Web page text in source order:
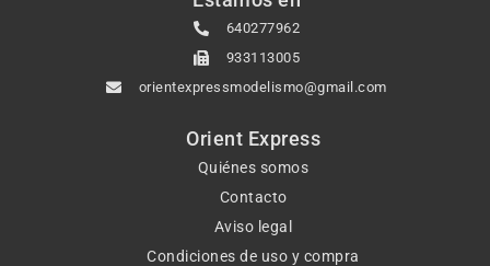
640277962
933113005
orientexpressmodelismo@gmail.com
Orient Express
Quiénes somos
Contacto
Aviso legal
Condiciones de uso y compra